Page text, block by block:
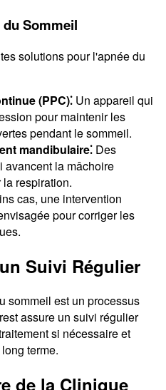
Sommeil
solutions pour l'apnée du
(PPC)⁚Un appareil qui
pour maintenir les
pendant le sommeil.
mandibulaire⁚Des
avancent la mâchoire
respiration.
cas, une intervention
pour corriger les
Suivi Régulier
sommeil est un processus
assure un suivi régulier
si nécessaire et
terme.
de la Clinique